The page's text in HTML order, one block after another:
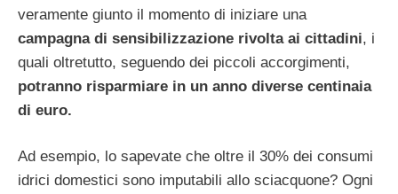
veramente giunto il momento di iniziare una
campagna di sensibilizzazione rivolta ai cittadini, i
quali oltretutto, seguendo dei piccoli accorgimenti,
potranno risparmiare in un anno diverse centinaia
di euro.
Ad esempio, lo sapevate che oltre il 30% dei consumi
idrici domestici sono imputabili allo sciacquone? Ogni